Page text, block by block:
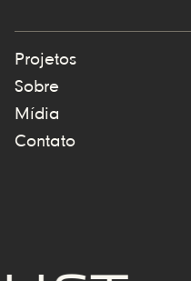
Projetos
Sobre
Mídia
Contato